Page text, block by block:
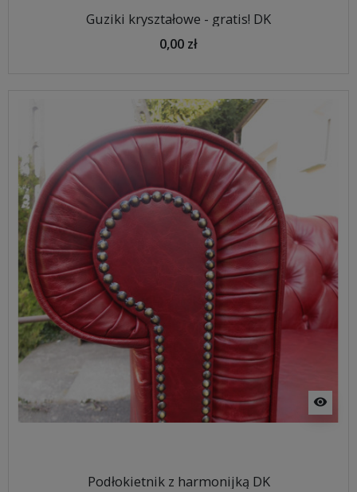
Guziki kryształowe - gratis! DK
0,00 zł
visibility
Podłokietnik z harmonijką DK